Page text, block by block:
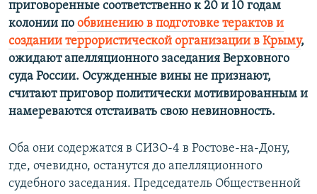
приговоренные соответственно к 20 и 10 годам
колонии по обвинению в подготовке терактов и
создании террористической организации в Крыму,
ожидают апелляционного заседания Верховного
суда России. Осужденные вины не признают,
считают приговор политически мотивированным и
намереваются отстаивать свою невиновность.
Оба они содержатся в СИЗО-4 в Ростове-на-Дону,
где, очевидно, останутся до апелляционного
судебного заседания. Председатель Общественной